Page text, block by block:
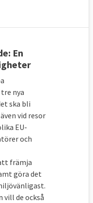
En
nya
ska bli
vid resor
EU-
och
främja
göra det
de också